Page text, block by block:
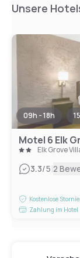
Unsere
09h - 18h
Motel 6 Elk
Elk Grove
3.3/5|2
Kostenlose
Zahlung im Hotel